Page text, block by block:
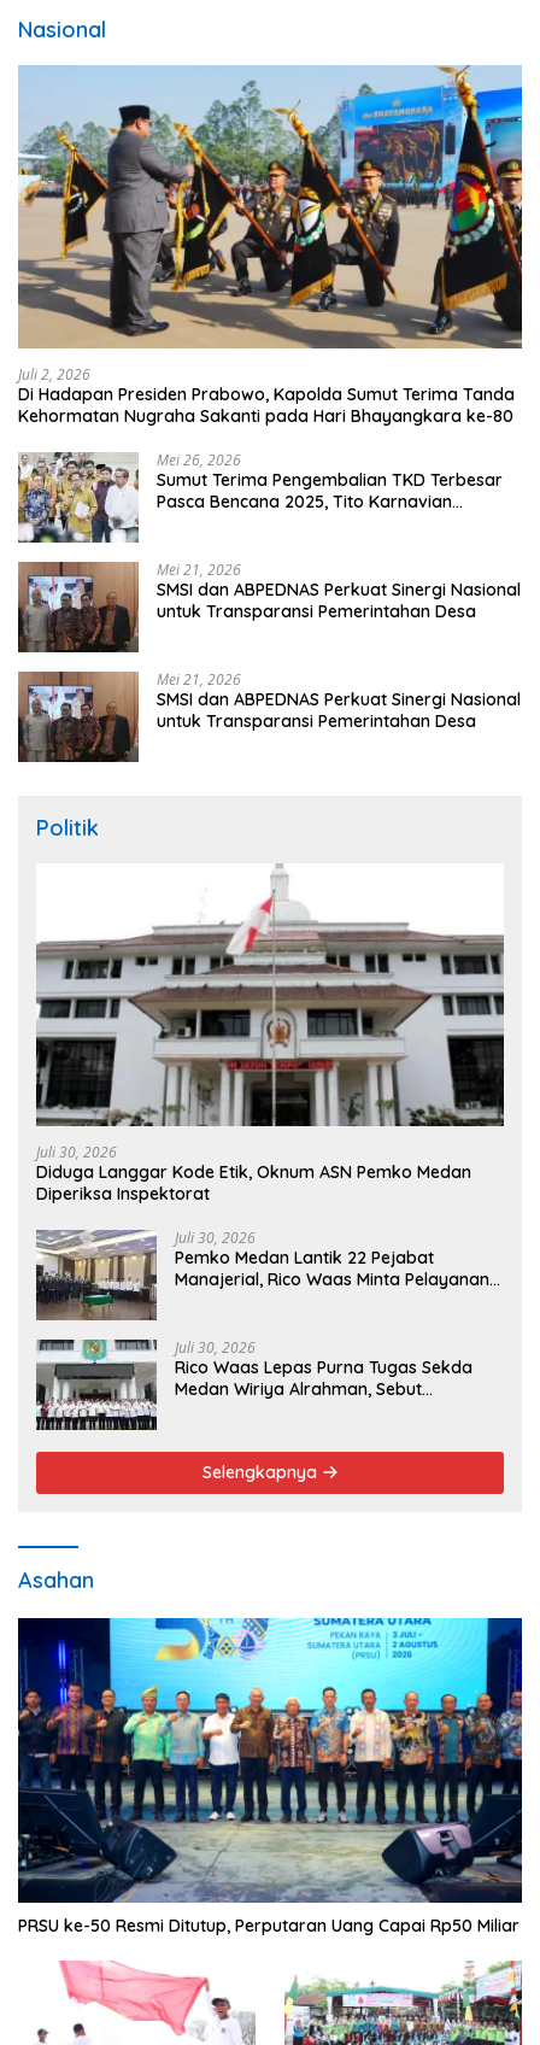
Nasional
Juli 2, 2026
Di Hadapan Presiden Prabowo, Kapolda Sumut Terima Tanda
Kehormatan Nugraha Sakanti pada Hari Bhayangkara ke-80
Mei 26, 2026
Sumut Terima Pengembalian TKD Terbesar
Pasca Bencana 2025, Tito Karnavian
Mei 21, 2026
SMSI dan ABPEDNAS Perkuat Sinergi Nasional
untuk Transparansi Pemerintahan Desa
Mei 21, 2026
SMSI dan ABPEDNAS Perkuat Sinergi Nasional
untuk Transparansi Pemerintahan Desa
Politik
Juli 30, 2026
Diduga Langgar Kode Etik, Oknum ASN Pemko Medan
Diperiksa Inspektorat
Juli 30, 2026
Pemko Medan Lantik 22 Pejabat
Manajerial, Rico Waas Minta Pelayanan
Juli 30, 2026
Rico Waas Lepas Purna Tugas Sekda
Medan Wiriya Alrahman, Sebut
Selengkapnya
Asahan
PRSU ke-50 Resmi Ditutup, Perputaran Uang Capai Rp50 Miliar